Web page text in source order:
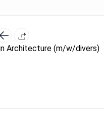
Architecture (m/w/divers)